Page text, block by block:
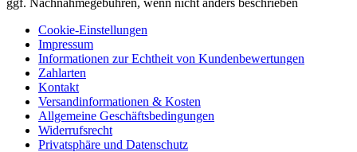
Cookie-Einstellungen
Impressum
Informationen zur Echtheit von Kundenbewertungen
Zahlarten
Kontakt
Versandinformationen & Kosten
Allgemeine Geschäftsbedingungen
Widerrufsrecht
Privatsphäre und Datenschutz